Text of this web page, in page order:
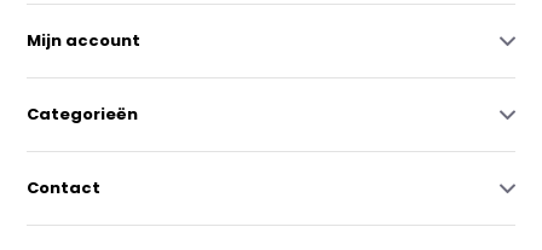
Mijn account
Categorieën
Contact